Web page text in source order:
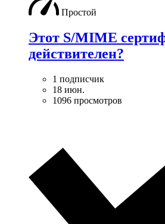
Простой
Этот S/MIME
действителен?
1 подписчик
18 июн.
1096 просмотров